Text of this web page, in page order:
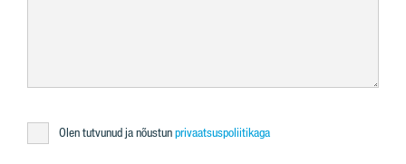
Olen tutvunud ja nõustunprivaatsuspoliitikaga